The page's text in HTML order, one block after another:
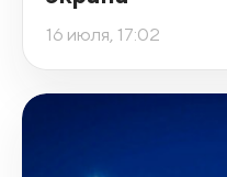
16 июля, 17:02